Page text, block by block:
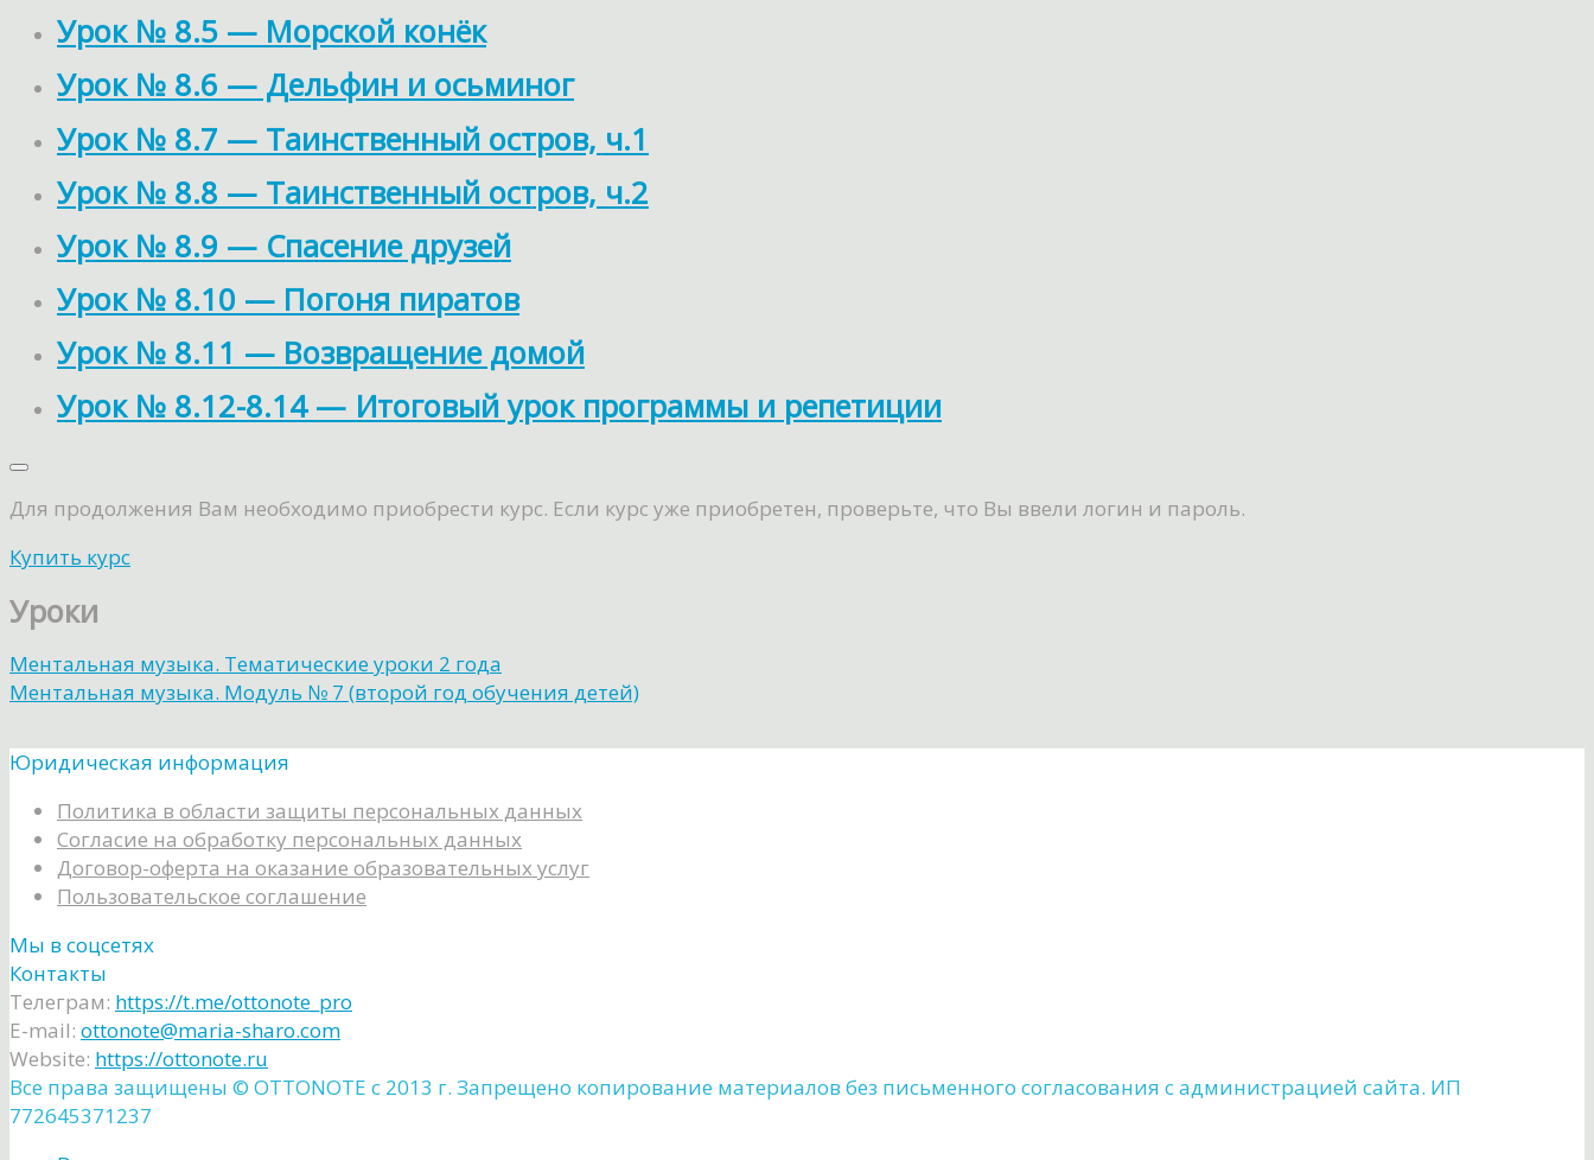
Урок № 8.5 — Морской конёк
Урок № 8.6 — Дельфин и осьминог
Урок № 8.7 — Таинственный остров, ч.1
Урок № 8.8 — Таинственный остров, ч.2
Урок № 8.9 — Спасение друзей
Урок № 8.10 — Погоня пиратов
Урок № 8.11 — Возвращение домой
Урок № 8.12-8.14 — Итоговый урок программы и репетиции
Для продолжения Вам необходимо приобрести курс. Если курс уже приобретен, проверьте, что Вы ввели логин и пароль.
Купить курс
Уроки
Ментальная музыка. Тематические уроки 2 года
Ментальная музыка. Модуль № 7 (второй год обучения детей)
Юридическая информация
Политика в области защиты персональных данных
Согласие на обработку персональных данных
Договор-оферта на оказание образовательных услуг
Пользовательское соглашение
Мы в соцсетях
Контакты
Телеграм: https://t.me/ottonote_pro
E-mail: ottonote@maria-sharo.com
Website: https://ottonote.ru
Все права защищены ©️ OTTONOTE с 2013 г. Запрещено копирование материалов без письменного согласования с администрацией сайта. ИП
772645371237